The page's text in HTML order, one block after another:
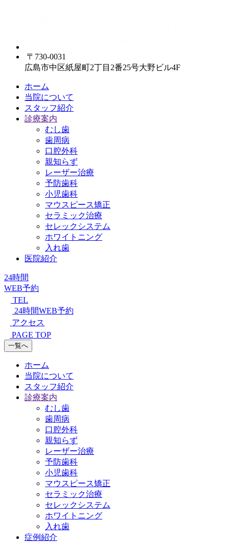
〒730-0031
広島市中区紙屋町2丁目2番25号大野ビル4F
ホーム
当院について
スタッフ紹介
診療案内
むし歯
歯周病
口腔外科
親知らず
レーザー治療
予防歯科
小児歯科
マウスピース矯正
セラミック治療
セレックシステム
ホワイトニング
入れ歯
医院紹介
24時間
WEB予約
TEL
24時間WEB予約
アクセス
PAGE TOP
一覧へ
ホーム
当院について
スタッフ紹介
診療案内
むし歯
歯周病
口腔外科
親知らず
レーザー治療
予防歯科
小児歯科
マウスピース矯正
セラミック治療
セレックシステム
ホワイトニング
入れ歯
症例紹介